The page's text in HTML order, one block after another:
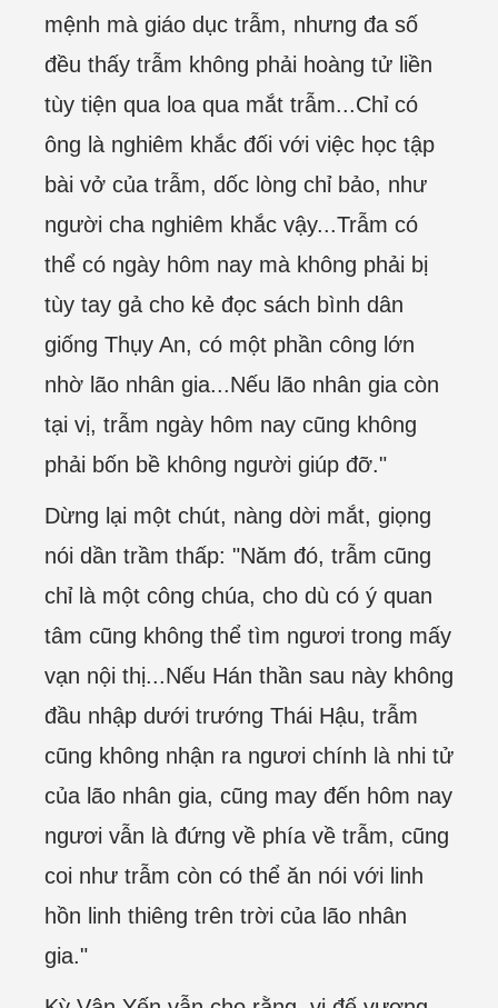
mệnh mà giáo dục trẫm, nhưng đa số
đều thấy trẫm không phải hoàng tử liền
tùy tiện qua loa qua mắt trẫm...Chỉ có
ông là nghiêm khắc đối với việc học tập
bài vở của trẫm, dốc lòng chỉ bảo, như
người cha nghiêm khắc vậy...Trẫm có
thể có ngày hôm nay mà không phải bị
tùy tay gả cho kẻ đọc sách bình dân
giống Thụy An, có một phần công lớn
nhờ lão nhân gia...Nếu lão nhân gia còn
tại vị, trẫm ngày hôm nay cũng không
phải bốn bề không người giúp đỡ."
Dừng lại một chút, nàng dời mắt, giọng
nói dần trầm thấp: "Năm đó, trẫm cũng
chỉ là một công chúa, cho dù có ý quan
tâm cũng không thể tìm ngươi trong mấy
vạn nội thị...Nếu Hán thần sau này không
đầu nhập dưới trướng Thái Hậu, trẫm
cũng không nhận ra ngươi chính là nhi tử
của lão nhân gia, cũng may đến hôm nay
ngươi vẫn là đứng về phía về trẫm, cũng
coi như trẫm còn có thể ăn nói với linh
hồn linh thiêng trên trời của lão nhân
gia."